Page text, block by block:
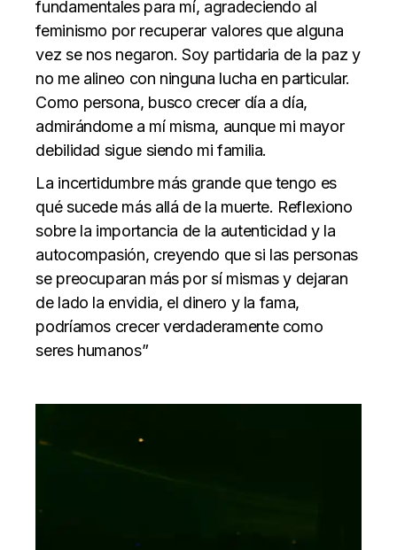
fundamentales para mí, agradeciendo al
feminismo por recuperar valores que alguna
vez se nos negaron. Soy partidaria de la paz y
no me alineo con ninguna lucha en particular.
Como persona, busco crecer día a día,
admirándome a mí misma, aunque mi mayor
debilidad sigue siendo mi familia.
La incertidumbre más grande que tengo es
qué sucede más allá de la muerte. Reflexiono
sobre la importancia de la autenticidad y la
autocompasión, creyendo que si las personas
se preocuparan más por sí mismas y dejaran
de lado la envidia, el dinero y la fama,
podríamos crecer verdaderamente como
seres humanos”